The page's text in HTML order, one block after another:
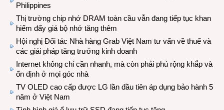
Philippines
Thị trường chip nhớ DRAM toàn cầu vẫn đang tiếp tục khan
hiếm đẩy giá bộ nhớ tăng thêm
Hội nghị Đối tác Nhà hàng Grab Việt Nam tư vấn về thuế và
các giải pháp tăng trưởng kinh doanh
Internet không chỉ cần nhanh, mà còn phải phủ rộng khắp và
ổn định ở mọi góc nhà
TV OLED cao cấp được LG lần đầu tiên áp dụng bảo hành 5
năm ở Việt Nam